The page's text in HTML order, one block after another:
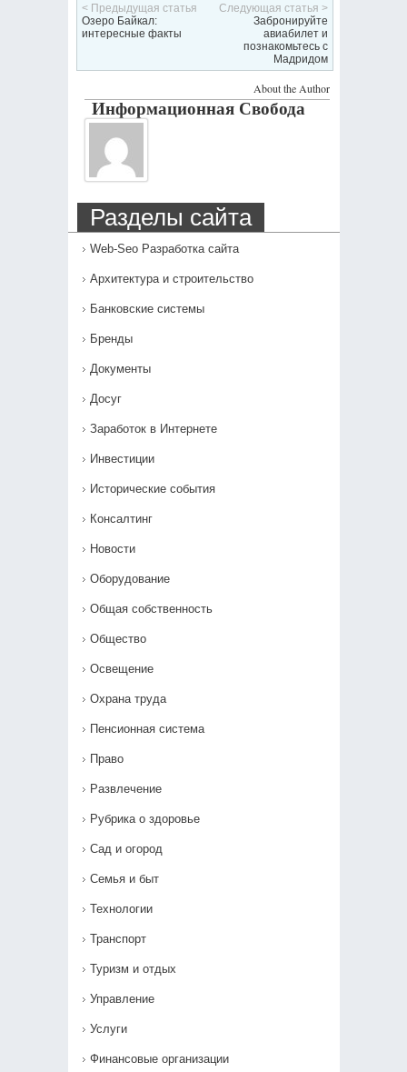
< Предыдущая статья
Озеро Байкал:
интересные факты
Следующая статья >
Забронируйте
авиабилет и
познакомьтесь с
Мадридом
About the Author
Информационная Свобода
Разделы сайта
Web-Seo Разработка сайта
Архитектура и строительство
Банковские системы
Бренды
Документы
Досуг
Заработок в Интернете
Инвестиции
Исторические события
Консалтинг
Новости
Оборудование
Общая собственность
Общество
Освещение
Охрана труда
Пенсионная система
Право
Развлечение
Рубрика о здоровье
Сад и огород
Семья и быт
Технологии
Транспорт
Туризм и отдых
Управление
Услуги
Финансовые организации